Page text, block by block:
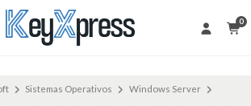
0
Sistemas Operativos
Windows Server